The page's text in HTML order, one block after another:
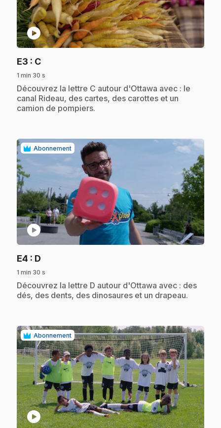
play_circle
E3 : C.
1 min 30 s
.Découvrez la lettre C autour d'Ottawa avec : le
canal Rideau, des cartes, des carottes et un
camion de pompiers.
Abonnement
play_circle
E4 : D
1 min 30 s
.Découvrez la lettre D autour d'Ottawa avec : des
dés, des dents, des dinosaures et un drapeau.
Abonnement
play_circle